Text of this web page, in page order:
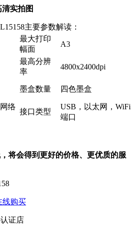
清实拍图
主要参数解读：
最大打印
幅面
A3
最高分辨
率
4800x2400dpi
墨盒数量 四色墨盒
络
接口类型
USB，以太网，WiFi
端口
将会得到更好的价格、更优质的服
线购买
证店